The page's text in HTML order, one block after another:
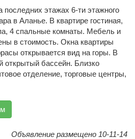
последних этажах 6-ти этажного
в Аланье. В квартире гостиная,
4 спальные комнаты. Мебель и
в стоимость. Окна квартиры
открывается вид на горы. В
открытый бассейн. Близко
отделение, торговые центры,
Объявление размещено 10-11-14